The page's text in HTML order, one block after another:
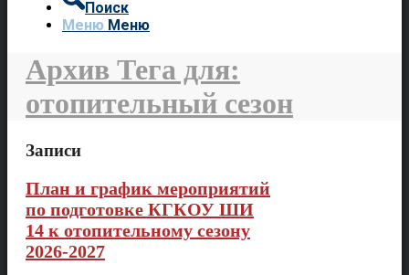
Поиск
Меню Меню
Архив Тега для:
отопительный сезон
Записи
План и график мероприятий
по подготовке КГКОУ ШИ
14 к отопительному сезону
2026-2027